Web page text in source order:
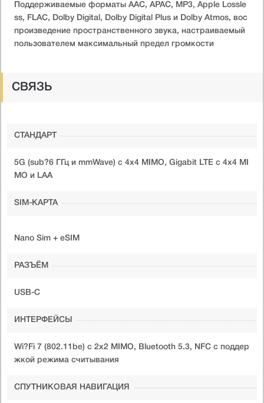
Поддерживаемые форматы AAC, APAC, MP3, Apple Lossle
ss, FLAC, Dolby Digital, Dolby Digital Plus и Dolby Atmos, вос
произведение пространственного звука, настраиваемый
пользователем максимальный предел громкости
СВЯЗЬ
СТАНДАРТ
5G (sub?6 ГГц и mmWave) с 4x4 MIMO, Gigabit LTE с 4x4 MI
MO и LAA
SIM-КАРТА
Nano Sim + eSIM
РАЗЪЁМ
USB-C
ИНТЕРФЕЙСЫ
Wi?Fi 7 (802.11be) с 2x2 MIMO, Bluetooth 5.3, NFC с поддер
жкой режима считывания
СПУТНИКОВАЯ НАВИГАЦИЯ